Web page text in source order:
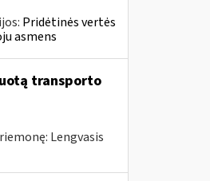
Pridėtinės vertės
asmens
transporto
Lengvasis